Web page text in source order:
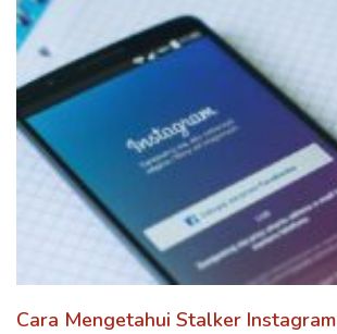
Cara Mengetahui Stalker Instagram